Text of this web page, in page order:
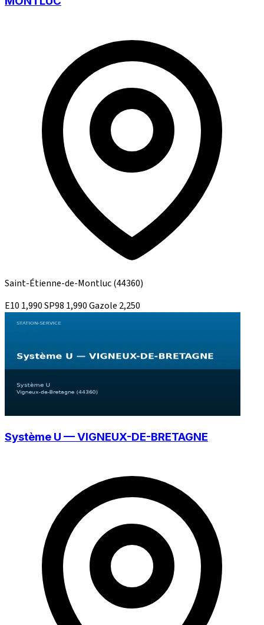
Saint-Étienne-de-Montluc(44360)
E10 1,990SP98 1,990Gazole 2,250
Système U — VIGNEUX-DE-BRETAGNE